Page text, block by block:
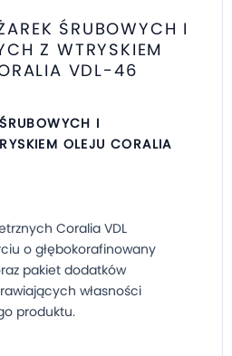
ŚRUBOWYCH I
Z WTRYSKIEM
VDL-46
I
OLEJU CORALIA
Coralia VDL
o głębokorafinowany
pakiet dodatków
własności
produktu.